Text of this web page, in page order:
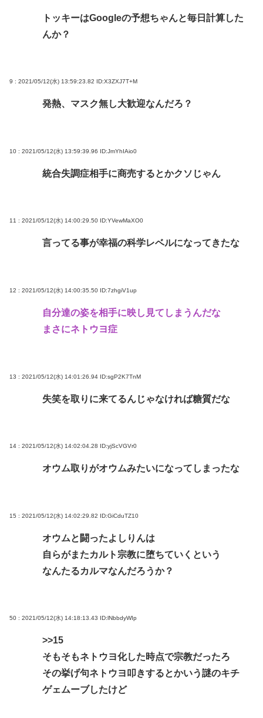
トッキーはGoogleの予想ちゃんと毎日計算した
んか？
9 : 2021/05/12(水) 13:59:23.82 ID:X3ZXJ7T+M
発熱、マスク無し大歓迎なんだろ？
10 : 2021/05/12(水) 13:59:39.96 ID:JmYhIAio0
統合失調症相手に商売するとかクソじゃん
11 : 2021/05/12(水) 14:00:29.50 ID:YVewMaXO0
言ってる事が幸福の科学レベルになってきたな
12 : 2021/05/12(水) 14:00:35.50 ID:7zhgiV1up
自分達の姿を相手に映し見てしまうんだな
まさにネトウヨ症
13 : 2021/05/12(水) 14:01:26.94 ID:sgP2K7TnM
失笑を取りに来てるんじゃなければ糖質だな
14 : 2021/05/12(水) 14:02:04.28 ID:yjScVGVr0
オウム取りがオウムみたいになってしまったな
15 : 2021/05/12(水) 14:02:29.82 ID:GiCduTZ10
オウムと闘ったよしりんは
自らがまたカルト宗教に堕ちていくという
なんたるカルマなんだろうか？
50 : 2021/05/12(水) 14:18:13.43 ID:lNbbdyWIp
>>15
そもそもネトウヨ化した時点で宗教だったろ
その挙げ句ネトウヨ叩きするとかいう謎のキチ
ゲェムーブしたけど